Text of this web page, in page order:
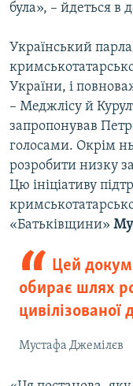
була», – йдеться в
Український
України, і
– Меджлісу й
запропонував
голосами. Окрім
розробити низку
Цю ініціативу
«Батьківщини»
Цей
обирає шлях
цивілізованої
Мустафа Джемілєв